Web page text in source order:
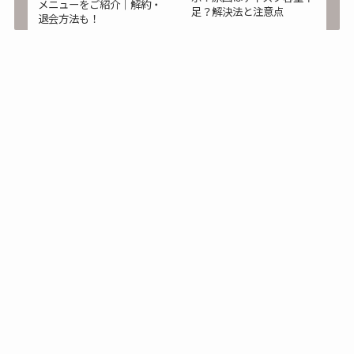
メニューをご紹介｜解約・
退会方法も！
足？解決法と注意点